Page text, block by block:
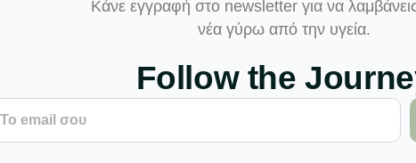
Κάνε εγγραφή στο newsletter για να
νέα γύρω από την υγεία.
Follow the